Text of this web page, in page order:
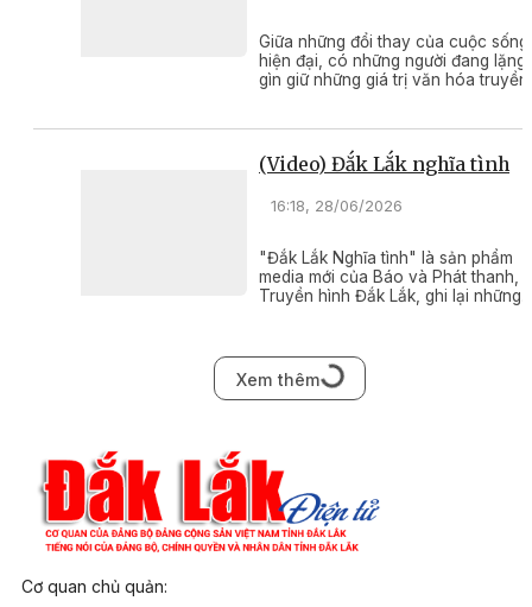
Giữa những đổi thay của cuộc sống
hiện đại, có những người đang lặng
gìn giữ những giá trị văn hóa truyền
(Video) Đắk Lắk nghĩa tình
16:18, 28/06/2026
"Đắk Lắk Nghĩa tình" là sản phẩm
media mới của Báo và Phát thanh,
Truyền hình Đắk Lắk, ghi lại những
ái trong cộng đồng.
Xem thêm
Cơ quan chủ quản: